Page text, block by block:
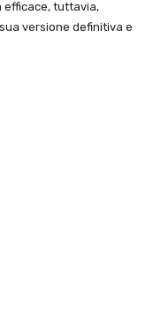
efficace, tuttavia,
versione definitiva e